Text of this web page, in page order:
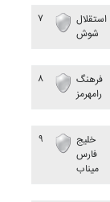
۷
استقلال
شوش
۸
فرهنگ
رامهرمز
۹
خليج
فارس
ميناب